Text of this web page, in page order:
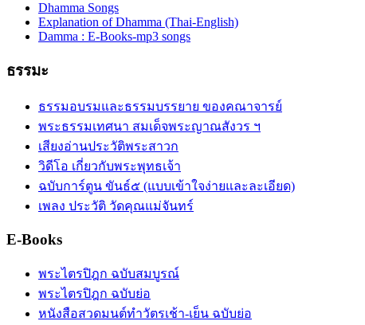
Dhamma Songs
Explanation of Dhamma (Thai-English)
Damma : E-Books-mp3 songs
ธรรมะ
ธรรมอบรมและธรรมบรรยาย ของคณาจารย์
พระธรรมเทศนา สมเด็จพระญาณสังวร ฯ
เสียงอ่านประวัติพระสาวก
วิดีโอ เกี่ยวกับพระพุทธเจ้า
ฉบับการ์ตูน ขันธ์๕ (แบบเข้าใจง่ายและละเอียด)
เพลง ประวัติ วัดคุณแม่จันทร์
E-Books
พระไตรปิฎก ฉบับสมบูรณ์
พระไตรปิฎก ฉบับย่อ
หนังสือสวดมนต์ทำวัตรเช้า-เย็น ฉบับย่อ